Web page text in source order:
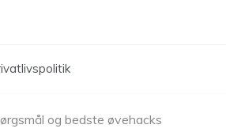
og bedste øvehacks